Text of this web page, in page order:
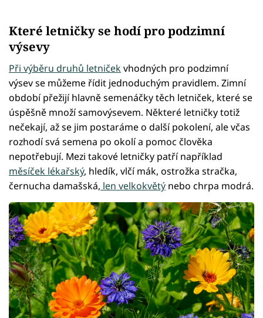
Které letničky se hodí pro podzimní
výsevy
Při výběru druhů letniček vhodných pro podzimní
výsev se můžeme řídit jednoduchým pravidlem. Zimní
období přežijí hlavně semenáčky těch letniček, které se
úspěšně množí samovýsevem. Některé letničky totiž
nečekají, až se jim postaráme o další pokolení, ale včas
rozhodí svá semena po okolí a pomoc člověka
nepotřebují. Mezi takové letničky patří například
měsíček lékařský, hledík, vlčí mák, ostrožka stračka,
černucha damašská, len velkokvětý nebo chrpa modrá.